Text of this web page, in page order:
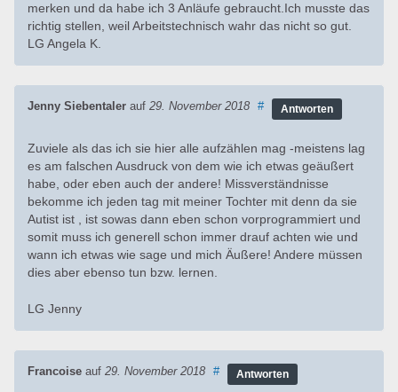
merken und da habe ich 3 Anläufe gebraucht.Ich musste das
richtig stellen, weil Arbeitstechnisch wahr das nicht so gut.
LG Angela K.
Jenny Siebentaler auf 29. November 2018 # Antworten
Zuviele als das ich sie hier alle aufzählen mag -meistens lag
es am falschen Ausdruck von dem wie ich etwas geäußert
habe, oder eben auch der andere! Missverständnisse
bekomme ich jeden tag mit meiner Tochter mit denn da sie
Autist ist , ist sowas dann eben schon vorprogrammiert und
somit muss ich generell schon immer drauf achten wie und
wann ich etwas wie sage und mich Äußere! Andere müssen
dies aber ebenso tun bzw. lernen.
LG Jenny
Francoise auf 29. November 2018 # Antworten